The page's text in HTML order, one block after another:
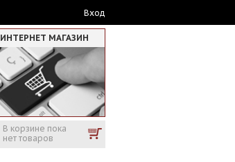
Вход
ИНТЕРНЕТ МАГАЗИН
В корзине пока
нет товаров